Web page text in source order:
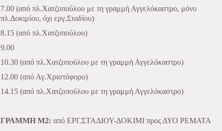
7.00 (από πλ.Χατζοπούλου με τη γραμμή Αγγελόκαστρο, μόνο
πλ.Δοκιμίου, όχι εργ.Σταδίου)
8.15 (από πλ.Χατζοπούλου)
9.00
10.30 (από πλ.Χατζοπούλου με τη γραμμή Αγγελόκαστρο)
12.00 (από Αγ.Χριστόφορο)
14.15 (από πλ.Χατζοπούλου με τη γραμμή Αγγελόκαστρο)
ΓΡΑΜΜΗ Μ2: από ΕΡΓ.ΣΤΑΔΙΟΥ-ΔΟΚΙΜΙ προς ΔΥΟ ΡΕΜΑΤΑ